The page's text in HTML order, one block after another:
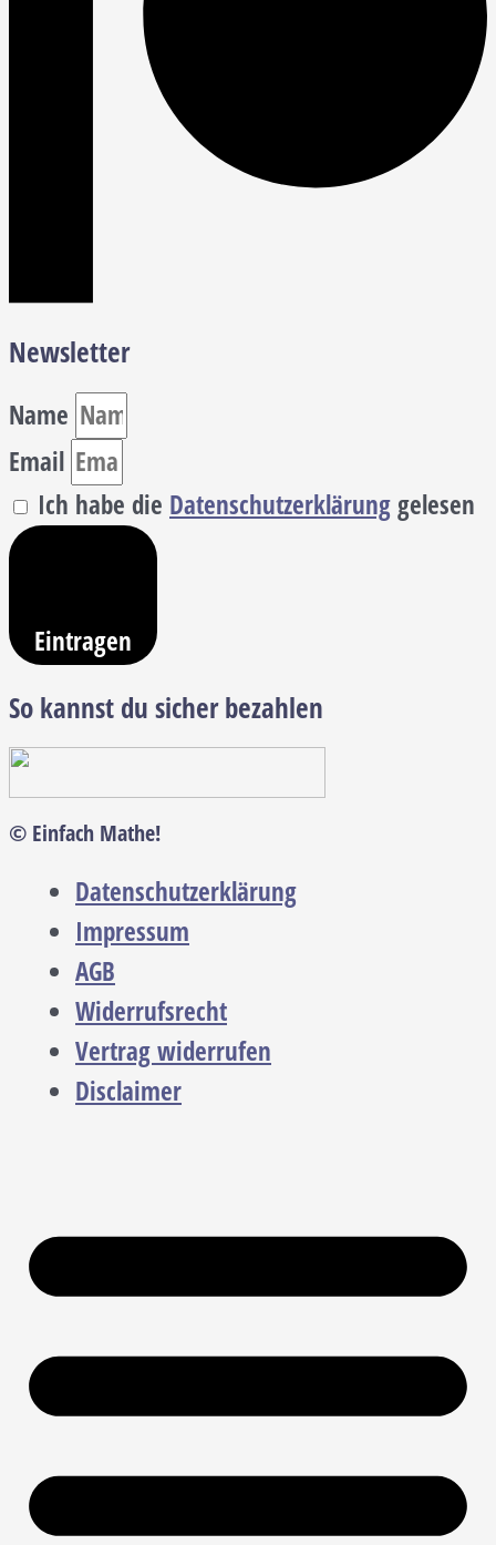
Newsletter
Name
Email
Ich habe die Datenschutzerklärunggelesen
Eintragen
So kannst du sicher bezahlen
© Einfach Mathe!
Datenschutzerklärung
Impressum
AGB
Widerrufsrecht
Vertrag widerrufen
Disclaimer